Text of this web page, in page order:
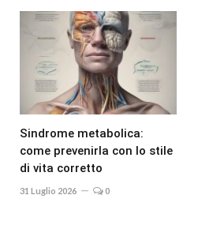
Sindrome metabolica:
come prevenirla con lo stile
di vita corretto
31 Luglio 2026 0